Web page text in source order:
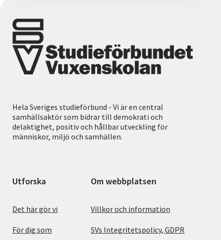
Hela Sveriges studieförbund - Vi är en central
samhällsaktör som bidrar till demokrati och
delaktighet, positiv och hållbar utveckling för
människor, miljö och samhällen.
Utforska
Det här gör vi
För dig som
Om webbplatsen
Villkor och information
SVs Integritetspolicy, GDPR